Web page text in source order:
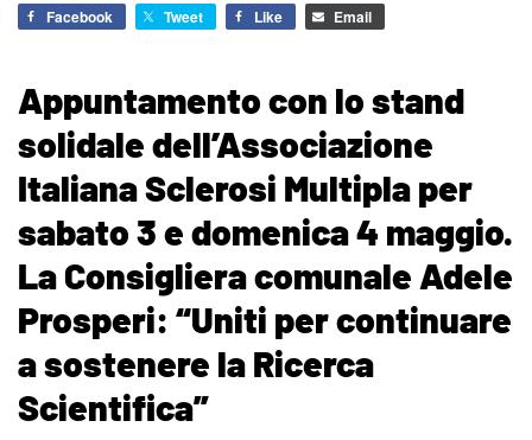
Facebook Tweet Like Email
Appuntamento con lo stand
solidale dell’Associazione
Italiana Sclerosi Multipla per
sabato 3 e domenica 4 maggio.
La Consigliera comunale Adele
Prosperi: “Uniti per continuare
a sostenere la Ricerca
Scientifica”